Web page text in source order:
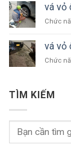
vá vỏ
Chức
vá vỏ
Chức
TÌM KIẾM